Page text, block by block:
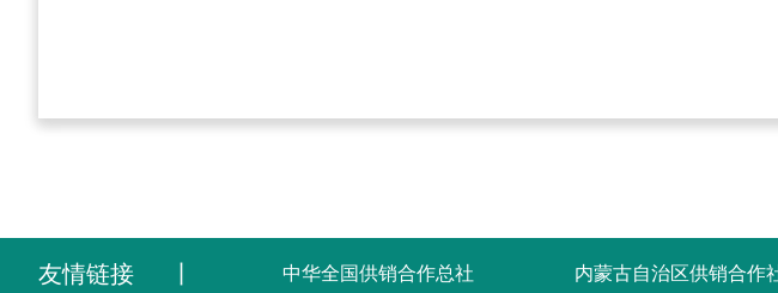
友情链接 中华全国供销合作总社 内蒙古自治区供销合作